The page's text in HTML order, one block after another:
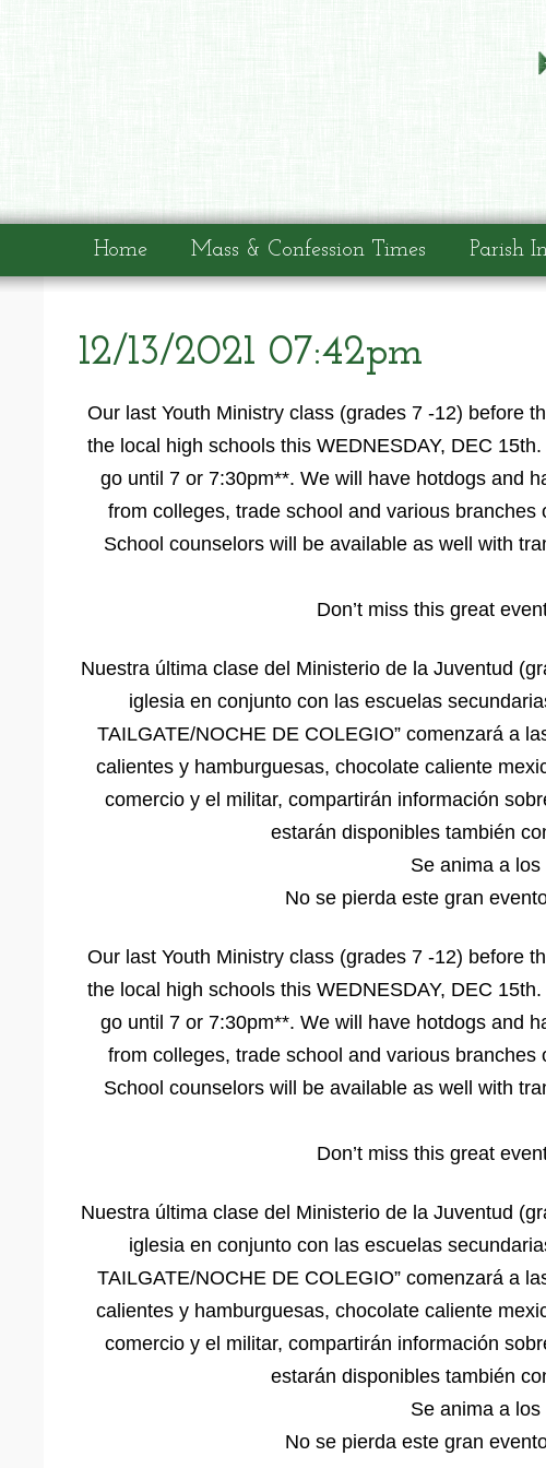
Home Mass & Confession Times Parish
12/13/2021 07:42pm
Our last Youth Ministry class (grades 7 -12) before
the local high schools this WEDNESDAY, DEC
go until 7 or 7:30pm**. We will have hotdogs and
from colleges, trade school and various
School counselors will be available as well with
Don’t miss this great
Nuestra última clase del Ministerio de la Juventud
iglesia en conjunto con las escuelas
TAILGATE/NOCHE DE COLEGIO” comenzará a
calientes y hamburguesas, chocolate caliente
comercio y el militar, compartirán información
estarán disponibles también
Se anima a
No se pierda este gran
Our last Youth Ministry class (grades 7 -12) before
the local high schools this WEDNESDAY, DEC
go until 7 or 7:30pm**. We will have hotdogs and
from colleges, trade school and various
School counselors will be available as well with
Don’t miss this great
Nuestra última clase del Ministerio de la Juventud
iglesia en conjunto con las escuelas
TAILGATE/NOCHE DE COLEGIO” comenzará a
calientes y hamburguesas, chocolate caliente
comercio y el militar, compartirán información
estarán disponibles también
Se anima a
No se pierda este gran